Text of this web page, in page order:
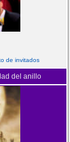
de invitados
del anillo